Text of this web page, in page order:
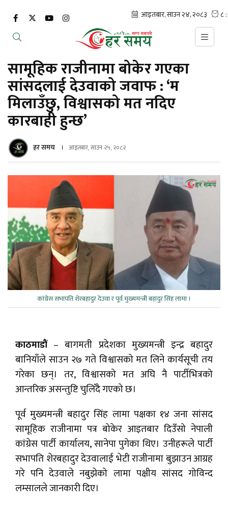
सामूहिक राजीनामा बोकेर गएका
सांसदलाई देउवाको जवाफ : ‘म
मिलाउँछु, विश्वासको मत नदिए
कारबाही हुन्छ’
हर समय आइतबार, साउन २५, २०८२
कांग्रेस सभापति शेरबहादुर देउवा र पूर्व मुख्यमन्त्री बहादुर सिंह लामा ।
काठमाडौं – बागमती प्रदेशका मुख्यमन्त्री इन्द्र बहादुर
बानियाँले साउन २७ गते विश्वासको मत लिने कार्यसूची तय
गरेका छन्। तर, विश्वासको मत अघि नै पार्टीभित्रको
आन्तरिक असन्तुष्टि चुलिँदै गएको छ।
पूर्व मुख्यमन्त्री बहादुर सिंह लामा पक्षका १४ जना सांसद
सामूहिक राजीनामा पत्र बोकेर आइतबार दिउँसो नेपाली
कांग्रेस पार्टी कार्यालय, सानेपा पुगेका थिए। उनीहरूले पार्टी
सभापति शेरबहादुर देउवालाई भेटी राजीनामा बुझाउन आग्रह
गरे पनि देउवाले नबुझेको लामा पक्षीय सांसद गोविन्द
लम्सालले जानकारी दिए।